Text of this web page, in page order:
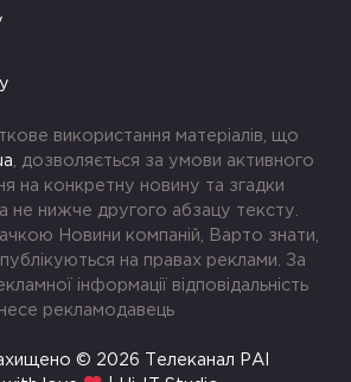
використання матеріалів, що
, дозволяється за умови активного
на конкретну новину та згадки
нижче другого абзацу тексту.
Новини компаній, Варто знати,
на правах реклами. За
інформації відповідальність
несе рекламодавець
© 2026 Телеканал РАІ